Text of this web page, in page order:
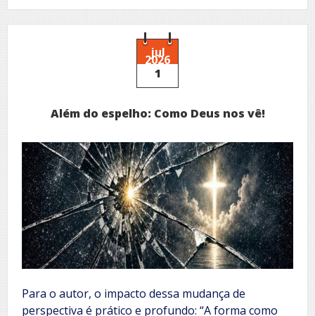
que
curam
ou
adoecem
jul
2026
1
Além do espelho: Como Deus nos vê!
Para o autor, o impacto dessa mudança de
perspectiva é prático e profundo: “A forma como